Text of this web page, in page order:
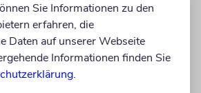
einfach Leute
hält er ihm in der
vor und macht den
erstellst du nicht eine
Sie Informationen zu den
erfahren, die
Daten auf unserer Webseite
Informationen finden Sie
.